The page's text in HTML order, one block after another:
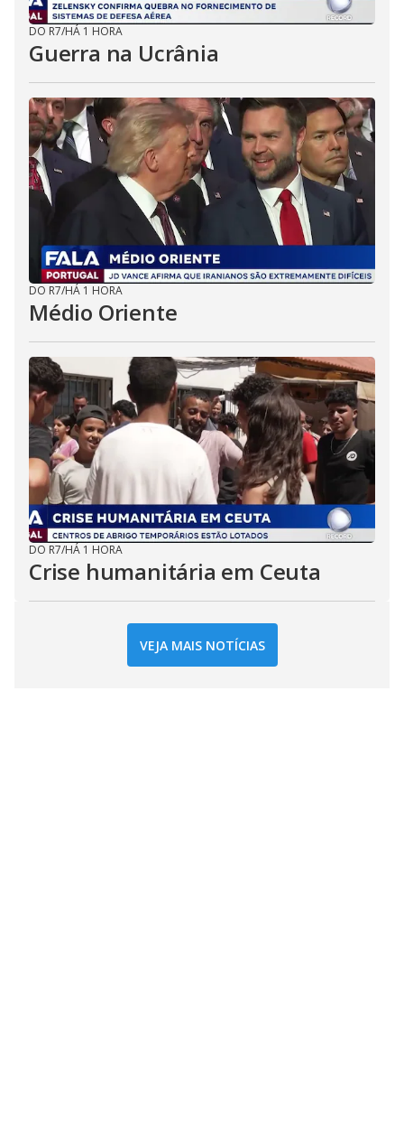
DO R7/HÁ 1 HORA
Guerra na Ucrânia
DO R7/HÁ 1 HORA
Médio Oriente
DO R7/HÁ 1 HORA
Crise humanitária em Ceuta
VEJA MAIS NOTÍCIAS